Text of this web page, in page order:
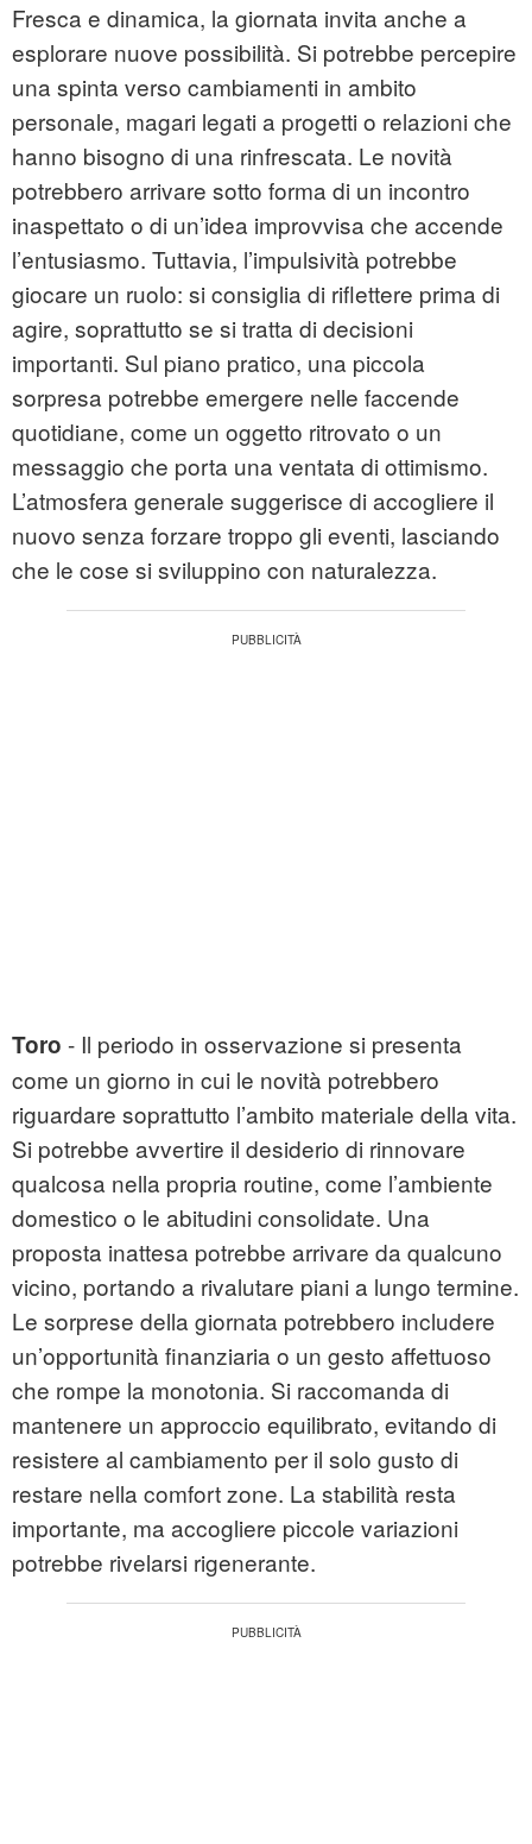
Fresca e dinamica, la giornata invita anche a
esplorare nuove possibilità. Si potrebbe percepire
una spinta verso cambiamenti in ambito
personale, magari legati a progetti o relazioni che
hanno bisogno di una rinfrescata. Le novità
potrebbero arrivare sotto forma di un incontro
inaspettato o di un’idea improvvisa che accende
l’entusiasmo. Tuttavia, l’impulsività potrebbe
giocare un ruolo: si consiglia di riflettere prima di
agire, soprattutto se si tratta di decisioni
importanti. Sul piano pratico, una piccola
sorpresa potrebbe emergere nelle faccende
quotidiane, come un oggetto ritrovato o un
messaggio che porta una ventata di ottimismo.
L’atmosfera generale suggerisce di accogliere il
nuovo senza forzare troppo gli eventi, lasciando
che le cose si sviluppino con naturalezza.
Toro - Il periodo in osservazione si presenta
come un giorno in cui le novità potrebbero
riguardare soprattutto l’ambito materiale della vita.
Si potrebbe avvertire il desiderio di rinnovare
qualcosa nella propria routine, come l’ambiente
domestico o le abitudini consolidate. Una
proposta inattesa potrebbe arrivare da qualcuno
vicino, portando a rivalutare piani a lungo termine.
Le sorprese della giornata potrebbero includere
un’opportunità finanziaria o un gesto affettuoso
che rompe la monotonia. Si raccomanda di
mantenere un approccio equilibrato, evitando di
resistere al cambiamento per il solo gusto di
restare nella comfort zone. La stabilità resta
importante, ma accogliere piccole variazioni
potrebbe rivelarsi rigenerante.